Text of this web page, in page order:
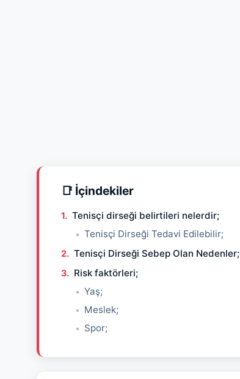
📑 İçindekiler
Tenisçi dirseği belirtileri nelerdir;
Tenisçi Dirseği Tedavi Edilebilir;
Tenisçi Dirseği Sebep Olan Nedenler;
Risk faktörleri;
Yaş;
Meslek;
Spor;